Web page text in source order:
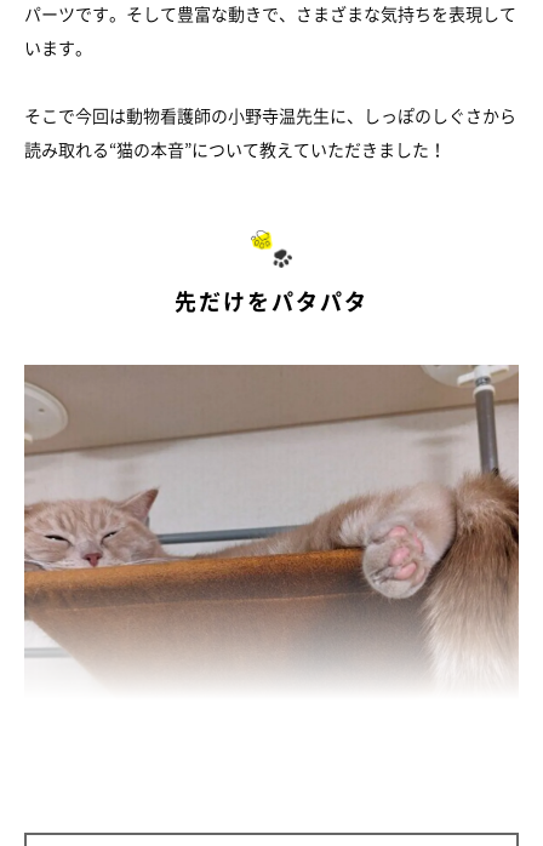
パーツです。そして豊富な動きで、さまざまな気持ちを表現して
います。
そこで今回は動物看護師の小野寺温先生に、しっぽのしぐさから
読み取れる“猫の本音”について教えていただきました！
先だけをパタパタ